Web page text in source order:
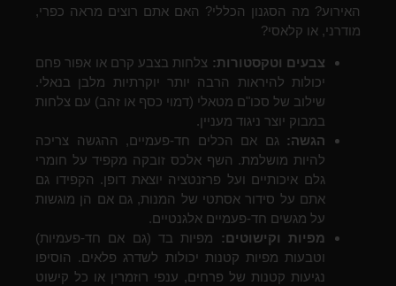
האירוע? מה הסגנון הכללי? האם אתם רוצים מראה כפרי,
מודרני, או קלאסי?
צבעים וטקסטורות: צלחות בצבע קרם או אפור פחם
יכולות להיראות הרבה יותר יוקרתיות מלבן בנאלי.
שילוב של סכו"ם מטאלי (דמוי כסף או זהב) עם צלחות
במבוק יוצר ניגוד מעניין.
הגשה: גם אם הכלים חד-פעמיים, ההגשה צריכה
להיות מושלמת. השף אלכס זובקה מקפיד על חומרי
גלם איכותיים ועל פרזנטציה יוצאת דופן. הקפידו גם
אתם על סידור אסתטי של המנות, גם אם הן מוגשות
על מגשים חד-פעמיים אלגנטיים.
מפיות וקישוטים: מפיות בד (גם אם חד-פעמיות)
וטבעות מפיות קטנות יכולות לשדרג פלאים. הוסיפו
נגיעות קטנות של פרחים, ענפי רוזמרין או כל קישוט